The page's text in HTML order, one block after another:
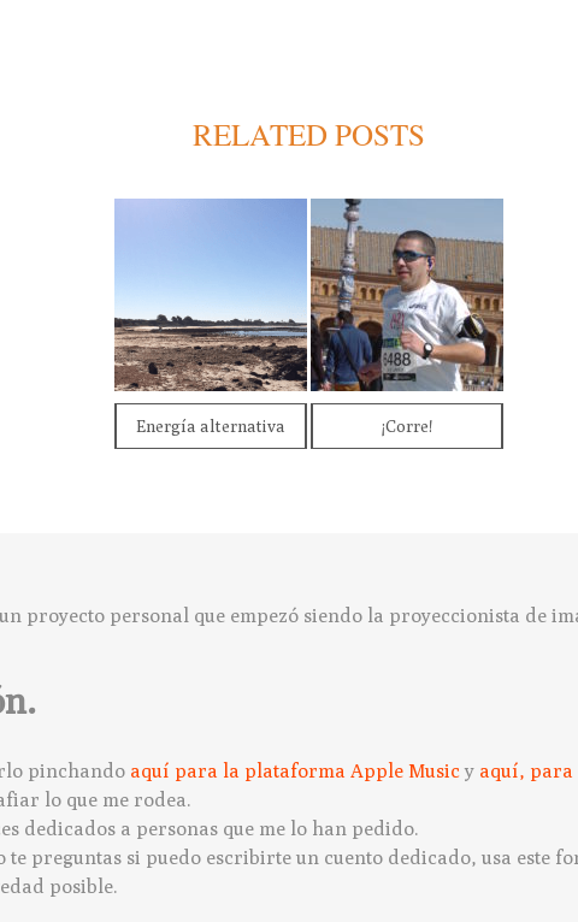
RELATED POSTS
Energía alternativa ¡Corre!
proyecto personal que empezó siendo la proyeccionista de
pinchando aquí para la plataforma Apple Musicy aquí, para
lo que me rodea.
dedicados a personas que me lo han pedido.
te preguntas si puedo escribirte un cuento dedicado, usa este
posible.